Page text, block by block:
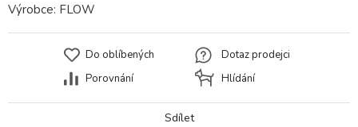
Výrobce: FLOW
Do oblíbených
Porovnání
Dotaz prodejci
Hlídání
Sdílet